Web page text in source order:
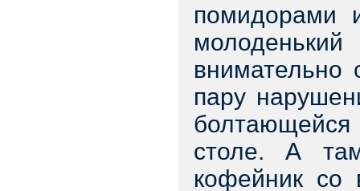
помидорами
пару
болтающейся
столе. А
кофейник со